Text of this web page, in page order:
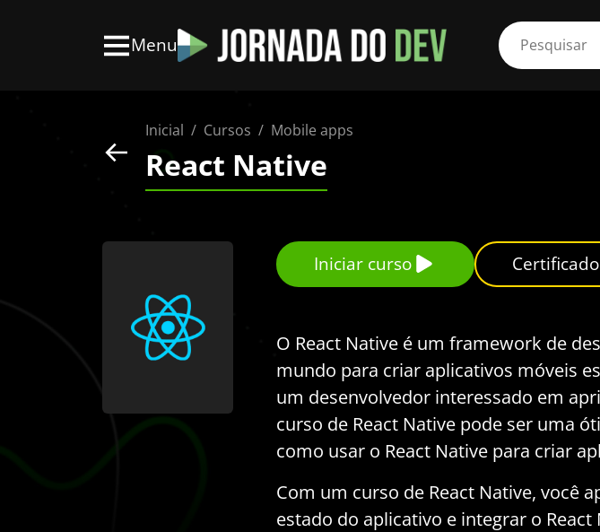
Menu
Inicial Cursos Mobile apps
React Native
Iniciar curso Certificado
O React Native é um framework de
mundo para criar aplicativos móveis
um desenvolvedor interessado em
curso de React Native pode ser uma
como usar o React Native para criar
Com um curso de React Native, você
estado do aplicativo e integrar o